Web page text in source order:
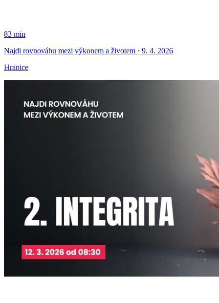
83 min
Najdi rovnováhu mezi výkonem a životem · 9. 4. 2026
Hranice